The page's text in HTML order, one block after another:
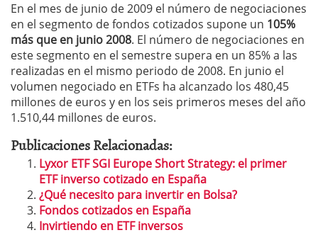
En el mes de junio de 2009 el número de negociaciones
en el segmento de fondos cotizados supone un 105%
más que en junio 2008. El número de negociaciones en
este segmento en el semestre supera en un 85% a las
realizadas en el mismo periodo de 2008. En junio el
volumen negociado en ETFs ha alcanzado los 480,45
millones de euros y en los seis primeros meses del año
1.510,44 millones de euros.
Publicaciones Relacionadas:
Lyxor ETF SGI Europe Short Strategy: el primer
ETF inverso cotizado en España
¿Qué necesito para invertir en Bolsa?
Fondos cotizados en España
Invirtiendo en ETF inversos